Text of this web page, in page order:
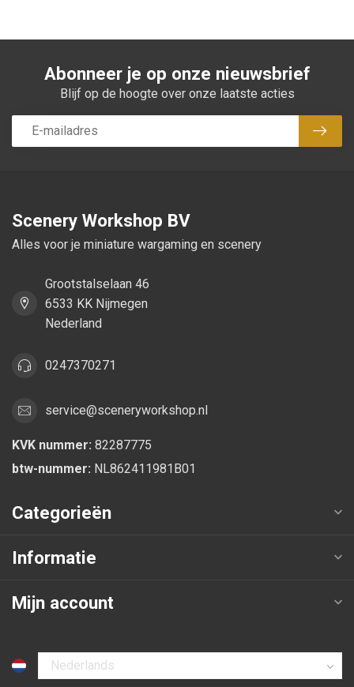
Abonneer je op onze nieuwsbrief
Blijf op de hoogte over onze laatste acties
Scenery Workshop BV
Alles voor je miniature wargaming en scenery
Grootstalselaan 46
6533 KK Nijmegen
Nederland
0247370271
service@sceneryworkshop.nl
KVK nummer: 82287775
btw-nummer: NL862411981B01
Categorieën
Informatie
Mijn account
Selecteer taal